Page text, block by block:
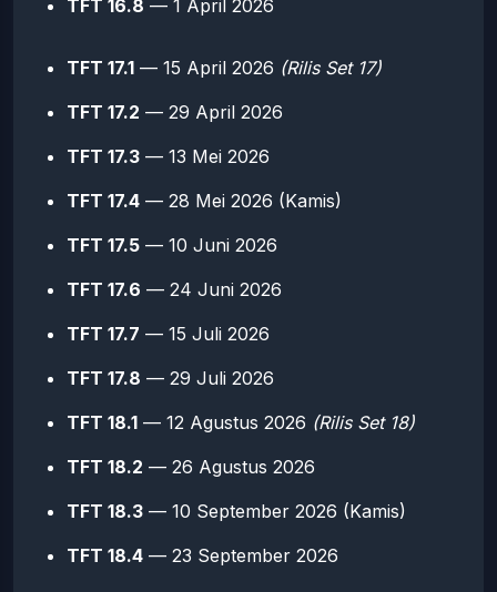
TFT 16.8 — 1 April 2026
TFT 17.1 — 15 April 2026 (Rilis Set 17)
TFT 17.2 — 29 April 2026
TFT 17.3 — 13 Mei 2026
TFT 17.4 — 28 Mei 2026 (Kamis)
TFT 17.5 — 10 Juni 2026
TFT 17.6 — 24 Juni 2026
TFT 17.7 — 15 Juli 2026
TFT 17.8 — 29 Juli 2026
TFT 18.1 — 12 Agustus 2026 (Rilis Set 18)
TFT 18.2 — 26 Agustus 2026
TFT 18.3 — 10 September 2026 (Kamis)
TFT 18.4 — 23 September 2026